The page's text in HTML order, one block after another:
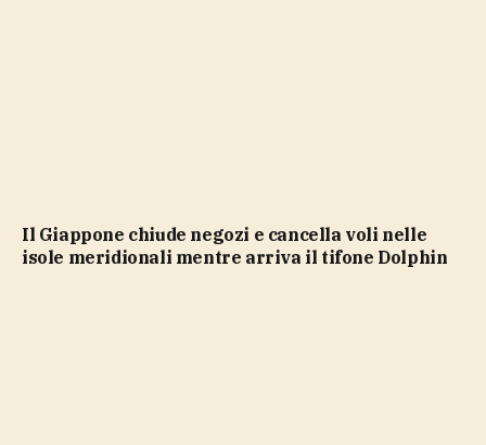
Il Giappone chiude negozi e cancella voli nelle
isole meridionali mentre arriva il tifone Dolphin